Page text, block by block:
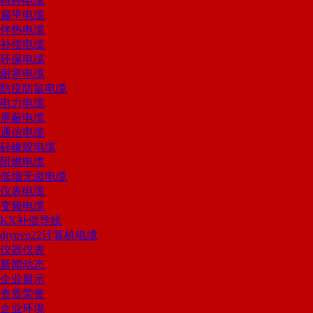
扁平电缆
伴热电缆
补偿电缆
环保电缆
耐寒电缆
防疫防鼠电缆
电力电缆
屏蔽电缆
通信电缆
硅橡胶电缆
阻燃电缆
低烟无卤电缆
仪表电缆
变频电缆
KX补偿导线
djypvp22计算机电缆
仪器仪表
新闻动态
企业展示
资质荣誉
企业环境